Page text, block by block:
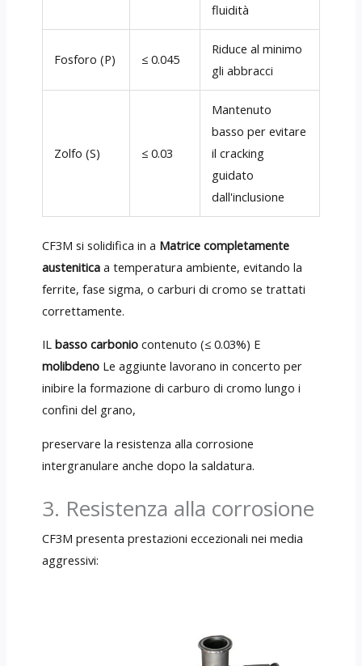
fluidità
Fosforo (P) ≤ 0.045
Riduce al minimo
gli abbracci
Zolfo (S) ≤ 0.03
Mantenuto
basso per evitare
il cracking
guidato
dall'inclusione
CF3M si solidifica in a Matrice completamente
austeniticaa temperatura ambiente, evitando la
ferrite, fase sigma, o carburi di cromo se trattati
correttamente.
IL basso carboniocontenuto (≤ 0.03%) E
molibdenoLe aggiunte lavorano in concerto per
inibire la formazione di carburo di cromo lungo i
confini del grano,
preservare la resistenza alla corrosione
intergranulare anche dopo la saldatura.
3. Resistenza alla corrosione
CF3M presenta prestazioni eccezionali nei media
aggressivi: